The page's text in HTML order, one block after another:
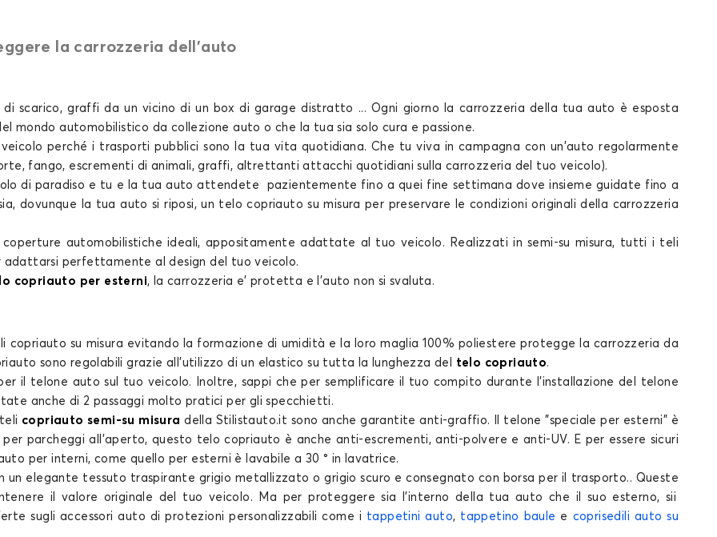
la carrozzeria dell’auto
scarico, graffi da un vicino di un box di garage distratto ... Ogni giorno la carrozzeria della tuaauto è esposta
mondo automobilistico da collezioneauto o che la tua sia solocura e passione.
perché i trasporti pubblici sono la tua vita quotidiana. Che tu viva in campagna con un'auto regolarmente
fango, escrementi di animali, graffi, altrettanti attacchi quotidiani sulla carrozzeria del tuo veicolo).
di paradiso e tu e la tuaauto attendete pazientemente fino a quei fine settimana dove insieme guidate fino a
dovunque la tua auto si riposi, un telo copriauto su misura per preservare le condizioni originali della carrozzeria
coperture automobilistiche ideali, appositamente adattate al tuo veicolo. Realizzati in semi-su misura, tutti i teli
perfettamente al design del tuo veicolo.
copriauto per esterni, la carrozzeria e’ protetta e l’auto non si svaluta.
copriauto su misura evitando la formazione di umidità e la loro maglia 100% poliestere protegge la carrozzeria da
sono regolabili grazie all'utilizzo di un elastico su tutta la lunghezza del telo copriauto.
il telone auto sul tuo veicolo. Inoltre, sappi che per semplificare il tuo compito durante l'installazione del telone
anche di 2 passaggi molto pratici per gli specchietti.
copriauto semi-su misura della Stilistauto.it sono anchegarantite anti-graffio. Il telone "speciale per esterni" è
parcheggi all'aperto, questo telo copriauto è anche anti-escrementi, anti-polvere e anti-UV. E per essere sicuri
per interni, come quello per esterni è lavabile a 30 ° in lavatrice.
un elegante tessuto traspirante grigio metallizzato o grigio scuro e consegnato con borsa per il trasporto.. Queste
il valore originale del tuo veicolo . Ma per proteggere sia l'interno della tua auto che il suo esterno, sii
sugli accessori auto di protezioni personalizzabili come i tappetini auto, tappetino baule e coprisedili auto su